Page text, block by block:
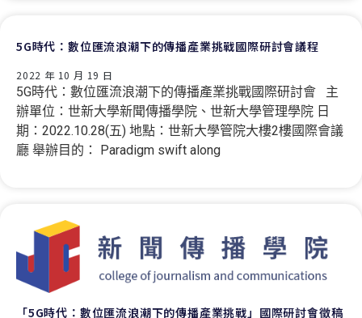
5G時代：數位匯流浪潮下的傳播產業挑戰國際研討會議程
2022 年 10 月 19 日
5G時代：數位匯流浪潮下的傳播產業挑戰國際研討會 主
辦單位：世新大學新聞傳播學院、世新大學管理學院 日
期：2022.10.28(五) 地點：世新大學管院大樓2樓國際會議
廳 舉辦目的： Paradigm swift along
「5G時代：數位匯流浪潮下的傳播產業挑戰」國際研討會徵稿